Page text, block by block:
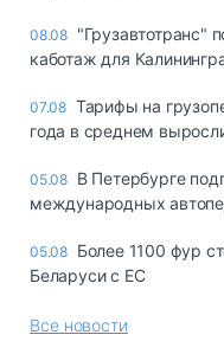
08.08 "Грузавтотранс"
каботаж для
07.08 Тарифы на
года в среднем
05.08 В Петербурге
международных
05.08 Более 1100 фур
Беларуси с ЕС
Все новости